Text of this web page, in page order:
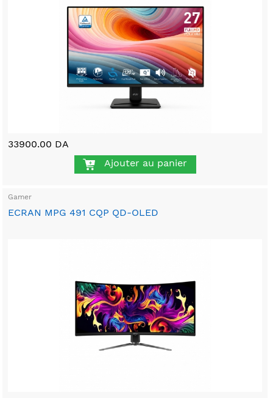
33900.00 DA
Ajouter au panier
Gamer
ECRAN MPG 491 CQP QD-OLED